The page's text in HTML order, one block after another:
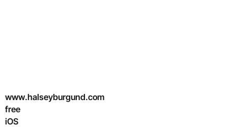
www.halseyburgund.com
free
iOS